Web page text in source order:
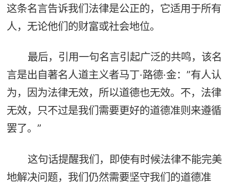
这条名言告诉我们法律是公正的，它适用于所有
人，无论他们的财富或社会地位。
最后，引用一句名言引起广泛的共鸣，该名
言是出自著名人道主义者马丁·路德·金：”有人认
为，因为法律无效，所以道德也无效。不，法律
无效，只不过是我们需要更好的道德准则来遵循
罢了。”
这句话提醒我们，即使有时候法律不能完美
地解决问题，我们仍然需要坚守我们的道德准